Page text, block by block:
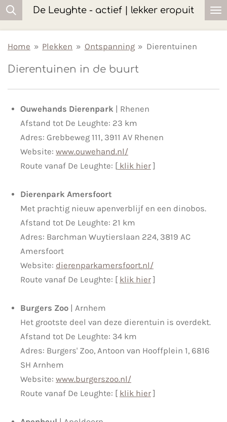
Ga
hoofdinhoud
De Leughte - actief | lekker eropuit
Home » Plekken » Ontspanning » Dierentuinen
Dierentuinen in de buurt
Ouwehands Dierenpark | Rhenen
Afstand tot De Leughte: 23 km
Adres: Grebbeweg 111, 3911 AV Rhenen
Website: www.ouwehand.nl/
Route vanaf De Leughte: [ klik hier]
Dierenpark Amersfoort
Met prachtig nieuw apenverblijf en een dinobos.
Afstand tot De Leughte: 21 km
Adres: Barchman Wuytierslaan 224, 3819 AC
Amersfoort
Website: dierenparkamersfoort.nl/
Route vanaf De Leughte: [ klik hier]
Burgers Zoo | Arnhem
Het grootste deel van deze dierentuin is overdekt.
Afstand tot De Leughte: 34 km
Adres: Burgers' Zoo, Antoon van Hooffplein 1, 6816
SH Arnhem
Website: www.burgerszoo.nl/
Route vanaf De Leughte: [ klik hier]